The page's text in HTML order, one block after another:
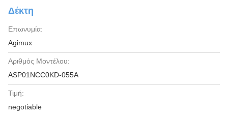
Δέκτη
Επωνυμία:
Agimux
Αριθμός Μοντέλου:
ASP01NCC0KD-055A
Τιμή:
negotiable